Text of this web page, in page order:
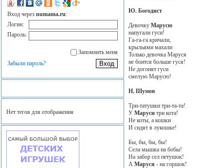
Вход через numama.ru:
Логин:
Пароль:
Запомнить меня
Забыли пароль?
Нет тегов для отображения
Ю. Богодист
Девочку Марусю
напугали гуси!
Га-га-га кричали,
крыльями махали
Только девочка Маруся
не боится больше гуся!
Не догонят гуси
смелую Марусю!
Н. Шумов
Три-татушки три-та-та!
У Маруситри кота!
Не коты, а кошки
И сидят в лукошке!
Бы, бы, бы, бы!
Села мышка на бобы!
На забор сел петушок!
А Маруся - на горшок!